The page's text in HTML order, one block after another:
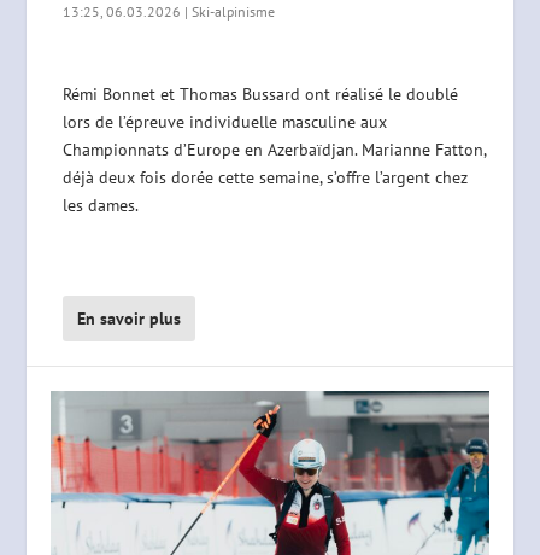
13:25, 06.03.2026 | Ski-alpinisme
Rémi Bonnet et Thomas Bussard ont réalisé le doublé
lors de l’épreuve individuelle masculine aux
Championnats d’Europe en Azerbaïdjan. Marianne Fatton,
déjà deux fois dorée cette semaine, s’offre l’argent chez
les dames.
En savoir plus